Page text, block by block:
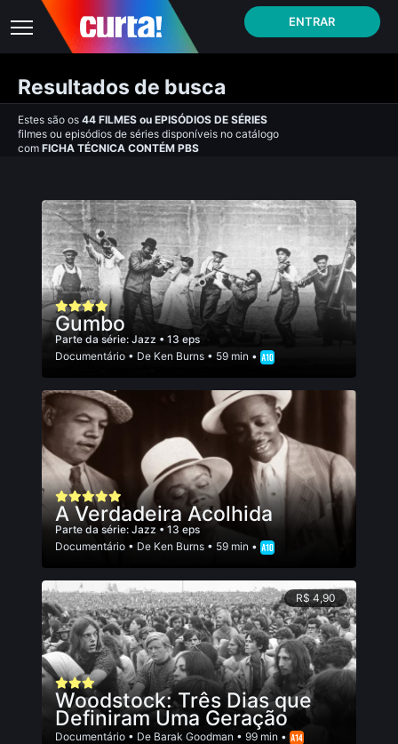
ENTRAR
Resultados de busca
Estes são os 44 FILMES ou EPISÓDIOS DE SÉRIES
filmes ou episódios de séries disponíveis no catálogo
com FICHA TÉCNICA CONTÉM PBS
Gumbo
Parte da série: Jazz • 13 eps
Documentário • De Ken Burns • 59 min •
A Verdadeira Acolhida
Parte da série: Jazz • 13 eps
Documentário • De Ken Burns • 59 min •
R$ 4,90
Woodstock: Três Dias que
Definiram Uma Geração
Documentário • De Barak Goodman • 99 min •